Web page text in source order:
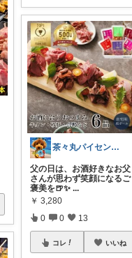
茶々丸パイセン✨イケメンに変身🌟
父の日は、お酒好きなお父
さんが思わず笑顔になるご
褒美を🍺✨...
￥ 3,280
0 0 13
コレ いいね